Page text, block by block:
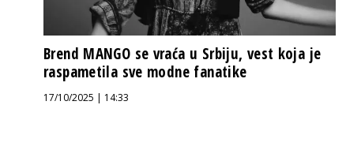
Brend MANGO se vraća u Srbiju, vest koja je
raspametila sve modne fanatike
17/10/2025 | 14:33